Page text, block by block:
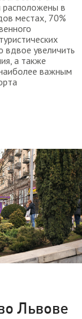
расположены в
местах, 70%
вдвое увеличить
а также
важным
Львове